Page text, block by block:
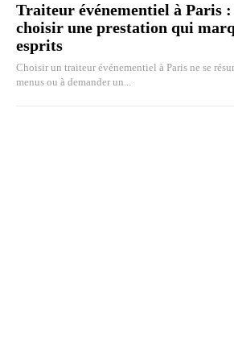
Traiteur événementiel à Paris
choisir une prestation qui
esprits
Choisir un traiteur événementiel à Paris ne se
menus ou à demander un...